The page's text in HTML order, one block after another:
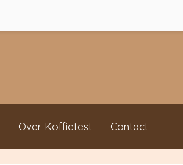
Over Koffietest Contact